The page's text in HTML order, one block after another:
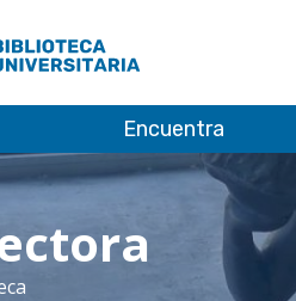
Encuentra